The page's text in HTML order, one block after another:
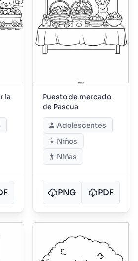
la
Puesto de mercado
de Pascua
Adolescentes
Niños
Niñas
PNG PDF